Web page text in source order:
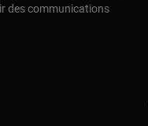
des communications